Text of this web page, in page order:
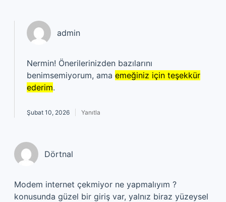
admin
Nermin! Önerilerinizden bazılarını
benimsemiyorum, ama emeğiniz için teşekkür
ederim.
Şubat 10, 2026 Yanıtla
Dörtnal
Modem internet çekmiyor ne yapmalıyım ?
konusunda güzel bir giriş var, yalnız biraz yüzeysel